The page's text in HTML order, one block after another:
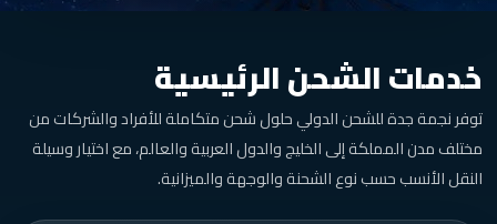
خدمات الشحن الرئيسية
توفر نجمة جدة للشحن الدولي حلول شحن متكاملة للأفراد والشركات من
مختلف مدن المملكة إلى الخليج والدول العربية والعالم، مع اختيار وسيلة
النقل الأنسب حسب نوع الشحنة والوجهة والميزانية.